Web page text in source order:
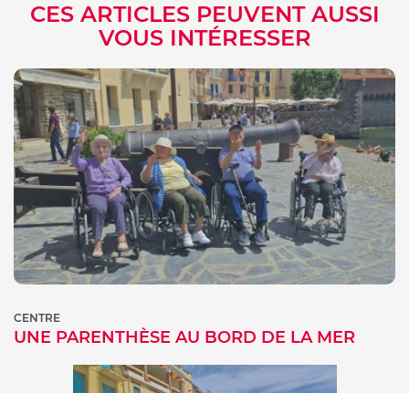
CES ARTICLES PEUVENT AUSSI
VOUS INTÉRESSER
CENTRE
UNE PARENTHÈSE AU BORD DE LA MER